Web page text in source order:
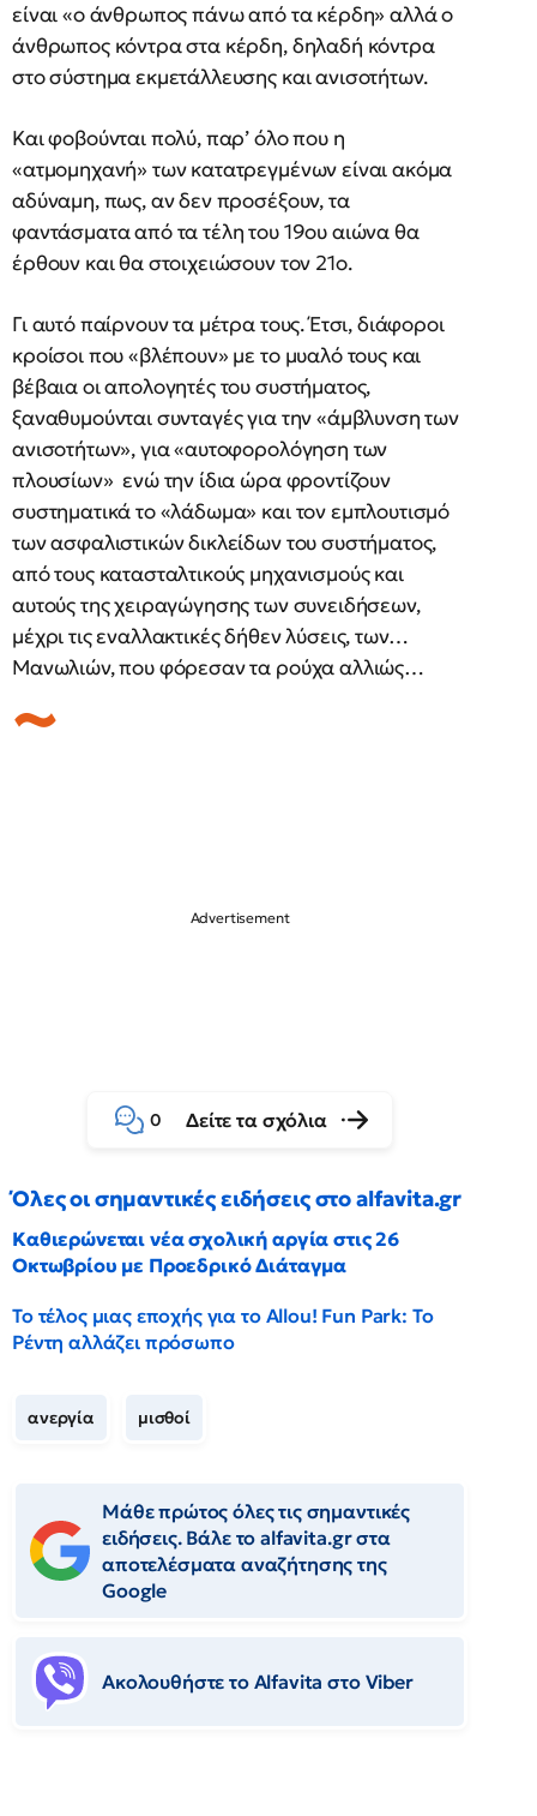
είναι «ο άνθρωπος πάνω από τα κέρδη» αλλά ο
άνθρωπος κόντρα στα κέρδη, δηλαδή κόντρα
στο σύστημα εκμετάλλευσης και ανισοτήτων.
Και φοβούνται πολύ, παρ’ όλο που η
«ατμομηχανή» των κατατρεγμένων είναι ακόμα
αδύναμη, πως, αν δεν προσέξουν, τα
φαντάσματα από τα τέλη του 19ου αιώνα θα
έρθουν και θα στοιχειώσουν τον 21ο.
Γι αυτό παίρνουν τα μέτρα τους. Έτσι, διάφοροι
κροίσοι που «βλέπουν» με το μυαλό τους και
βέβαια οι απολογητές του συστήματος,
ξαναθυμούνται συνταγές για την «άμβλυνση των
ανισοτήτων», για «αυτοφορολόγηση των
πλουσίων» ενώ την ίδια ώρα φροντίζουν
συστηματικά το «λάδωμα» και τον εμπλουτισμό
των ασφαλιστικών δικλείδων του συστήματος,
από τους κατασταλτικούς μηχανισμούς και
αυτούς της χειραγώγησης των συνειδήσεων,
μέχρι τις εναλλακτικές δήθεν λύσεις, των…
Μανωλιών, που φόρεσαν τα ρούχα αλλιώς…
0 Δείτε τα σχόλια
Όλες οι σημαντικές ειδήσεις στο alfavita.gr
Καθιερώνεται νέα σχολική αργία στις 26
Οκτωβρίου με Προεδρικό Διάταγμα
Το τέλος μιας εποχής για το Allou! Fun Park: Το
Ρέντη αλλάζει πρόσωπο
ανεργία μισθοί
Μάθε πρώτος όλες τις σημαντικές
ειδήσεις. Βάλε το alfavita.gr στα
αποτελέσματα αναζήτησης της
Google
Ακολουθήστε το Αlfavita στο Viber